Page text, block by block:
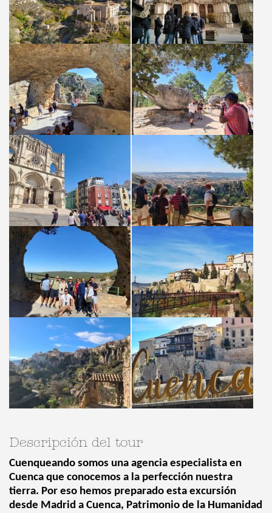
Descripción del tour
Cuenqueando somos una agencia especialista en
Cuenca que conocemos a la perfección nuestra
tierra. Por eso hemos preparado esta excursión
desde Madrid a Cuenca, Patrimonio de la Humanidad